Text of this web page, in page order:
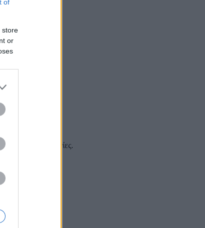
of
store
or
ιδιαίτερες οδηγίες.